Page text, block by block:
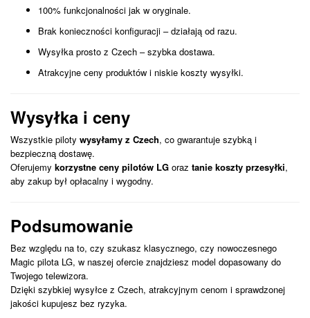
100% funkcjonalności jak w oryginale.
Brak konieczności konfiguracji – działają od razu.
Wysyłka prosto z Czech – szybka dostawa.
Atrakcyjne ceny produktów i niskie koszty wysyłki.
Wysyłka i ceny
Wszystkie piloty wysyłamy z Czech, co gwarantuje szybką i
bezpieczną dostawę.
Oferujemy korzystne ceny pilotów LG oraz tanie koszty przesyłki,
aby zakup był opłacalny i wygodny.
Podsumowanie
Bez względu na to, czy szukasz klasycznego, czy nowoczesnego
Magic pilota LG, w naszej ofercie znajdziesz model dopasowany do
Twojego telewizora.
Dzięki szybkiej wysyłce z Czech, atrakcyjnym cenom i sprawdzonej
jakości kupujesz bez ryzyka.